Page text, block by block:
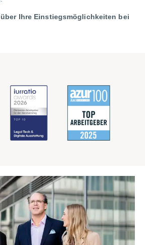
Ihre Einstiegsmöglichkeiten bei